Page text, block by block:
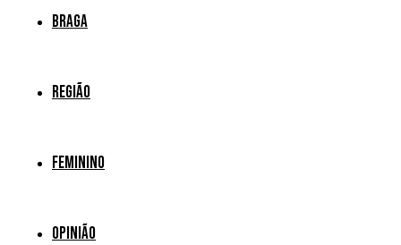
Braga
Região
Feminino
Opinião